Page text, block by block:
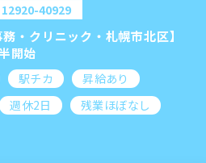
新着求人一覧
条件
ん。
し
金額を選択
40929
・クリニック・札幌市北区】
開始
駅チカ
昇給あり
週休2日
残業ほぼなし